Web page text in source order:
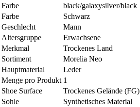
Farbe
black/galaxysilver/black
Farbe
Schwarz
Geschlecht
Mann
Altersgruppe
Erwachsene
Merkmal
Trockenes Land
Sortiment
Morelia Neo
Hauptmaterial
Leder
Menge pro Produkt 1
Shoe Surface
Trockenes Gelände (FG)
Sohle
Synthetisches Material